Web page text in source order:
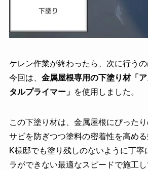
ケレン作業が終わったら、次に行うの
今回は、 金属屋根専用の下塗り材「
タルプライマー」 を使用しました。
この下塗り材は、金属屋根にぴったり
サビを防ぎつつ塗料の密着性を高める
K様邸でも塗り残しのないように丁寧
ラができない最適なスピードで施工し